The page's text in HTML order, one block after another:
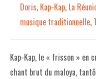
UNE LIBRAIRIE
LES EXPOSITIONS
INFOS & ACCESSIBILITÉ
Doris, Kap-Kap, La
musique traditionnelle,
Kap-Kap, le « frisson » en
chant brut du maloya,